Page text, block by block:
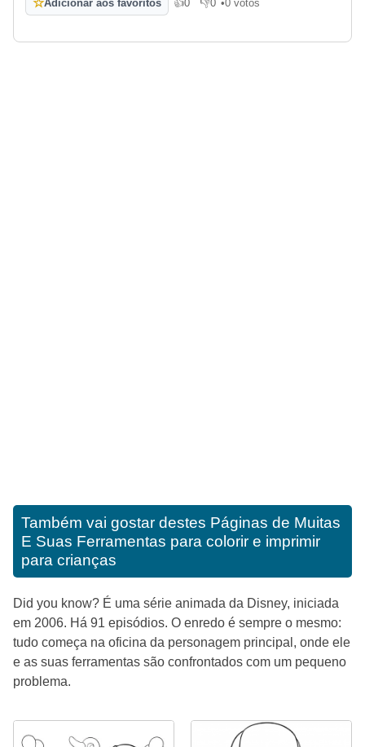
Adicionar aos favoritos 👍0
Gosto 👎0
Não gosto
•0 votos
Também vai gostar destes Páginas de Muitas
E Suas Ferramentas para colorir e imprimir
para crianças
Did you know? É uma série animada da Disney, iniciada
em 2006. Há 91 episódios. O enredo é sempre o mesmo:
tudo começa na oficina da personagem principal, onde ele
e as suas ferramentas são confrontados com um pequeno
problema.